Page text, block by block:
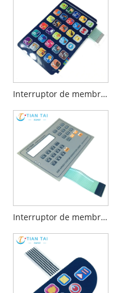
Interruptor de membrana para juguetes educativos
Interruptor de membrana táctil con conector